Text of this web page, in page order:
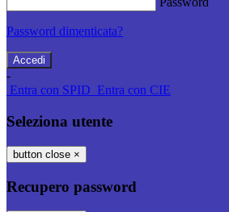
Password dimenticata?
-
Entra con SPID Entra con CIE
Seleziona utente
button close ×
Recupero password